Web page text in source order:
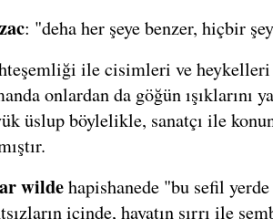
: "deha her şeye benzer, hiçbir
ile cisimleri ve heykelleri
onlardan da göğün ışıklarını
üslup böylelikle, sanatçı ile
wildehapishanede "bu sefil
içinde, hayatın sırrı ile